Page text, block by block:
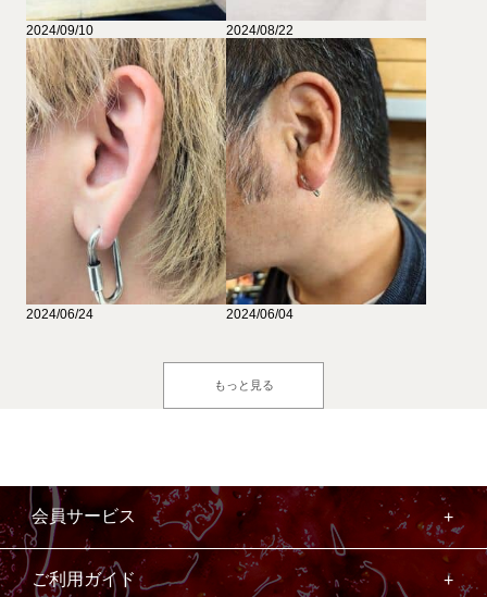
2024/09/10 2024/08/22
2024/06/24 2024/06/04
もっと見る
会員サービス
ご利用ガイド